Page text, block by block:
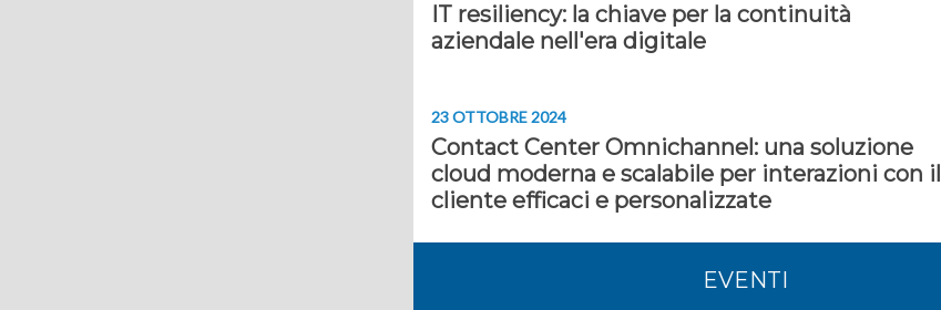
IT resiliency: la chiave per la continuità
aziendale nell'era digitale
23 OTTOBRE 2024
Contact Center Omnichannel: una soluzione
cloud moderna e scalabile per interazioni con il
cliente efficaci e personalizzate
EVENTI